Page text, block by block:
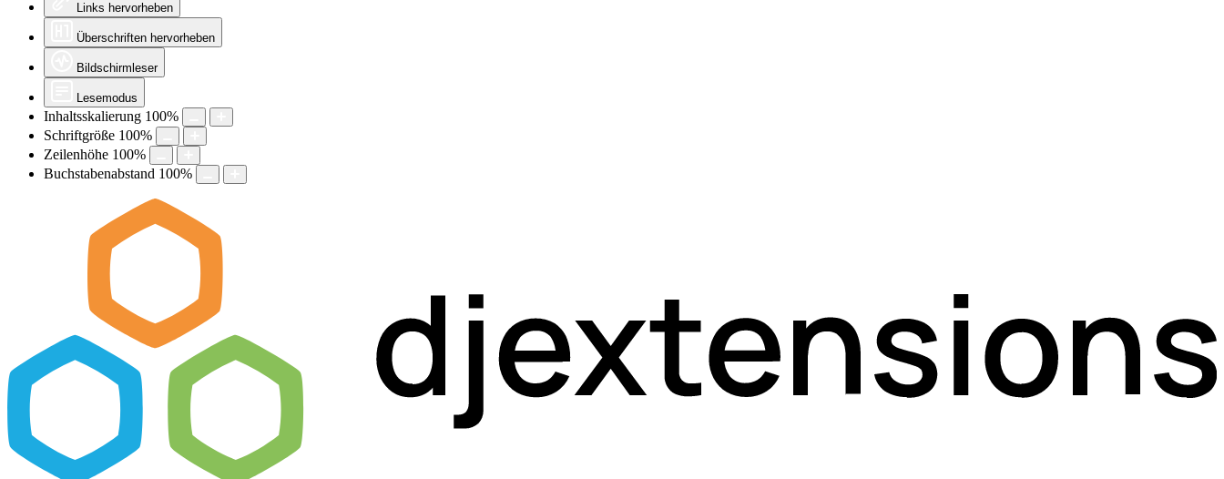
Links hervorheben
Überschriften hervorheben
Bildschirmleser
Lesemodus
Inhaltsskalierung 100%
Schriftgröße 100%
Zeilenhöhe 100%
Buchstabenabstand 100%